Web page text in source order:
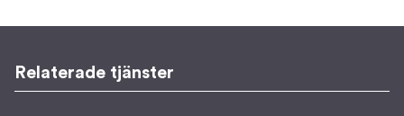
Relaterade tjänster